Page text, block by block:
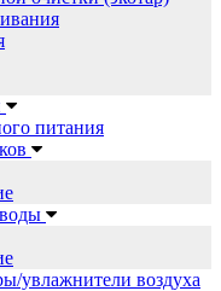
питания
увлажнители воздуха